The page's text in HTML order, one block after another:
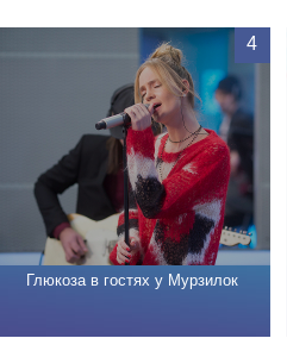
Глюкоза в гостях у Мурзилок
4